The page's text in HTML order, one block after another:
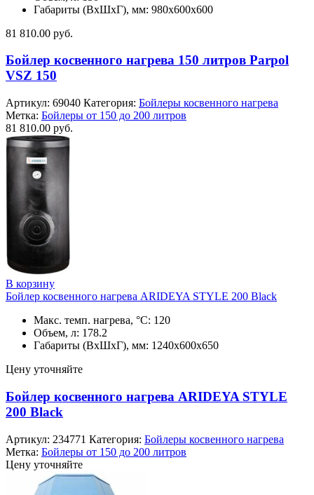
Габариты (ВхШхГ), мм: 980x600x600
81 810.00 руб.
Бойлер косвенного нагрева 150 литров Parpol
VSZ 150
Артикул: 69040 Категория: Бойлеры косвенного нагрева
Метка: Бойлеры от 150 до 200 литров
81 810.00 руб.
В корзину
Бойлер косвенного нагрева ARIDEYA STYLE 200 Black
Макс. темп. нагрева, °С: 120
Объем, л: 178.2
Габариты (ВхШхГ), мм: 1240x600x650
Цену уточняйте
Бойлер косвенного нагрева ARIDEYA STYLE
200 Black
Артикул: 234771 Категория: Бойлеры косвенного нагрева
Метка: Бойлеры от 150 до 200 литров
Цену уточняйте